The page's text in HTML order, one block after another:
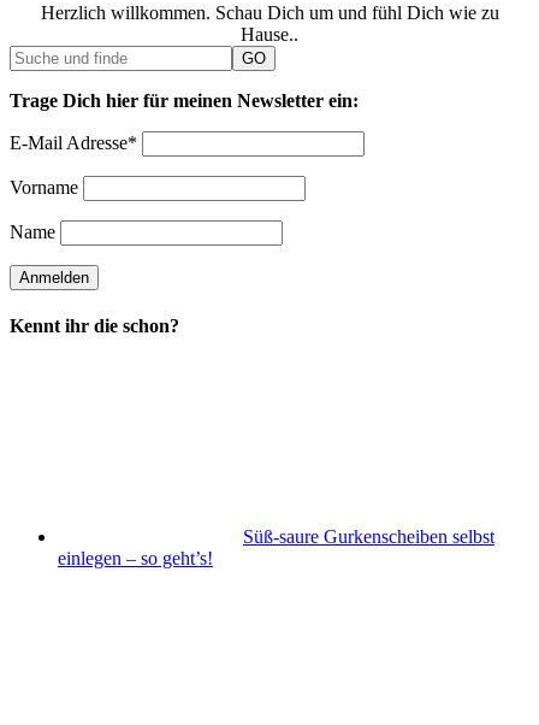
Herzlich willkommen. Schau Dich um und fühl Dich wie zu
Hause..
Trage Dich hier für meinen Newsletter ein:
E-Mail Adresse*
Vorname
Name
Kennt ihr die schon?
Süß-saure Gurkenscheiben selbst
einlegen – so geht’s!